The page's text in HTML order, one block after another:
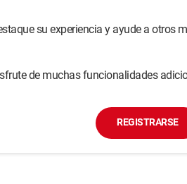
su experiencia y ayude a otros
de muchas funcionalidades
REGISTRARSE